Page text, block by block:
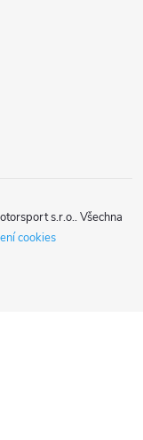
s.r.o.. Všechna
cookies